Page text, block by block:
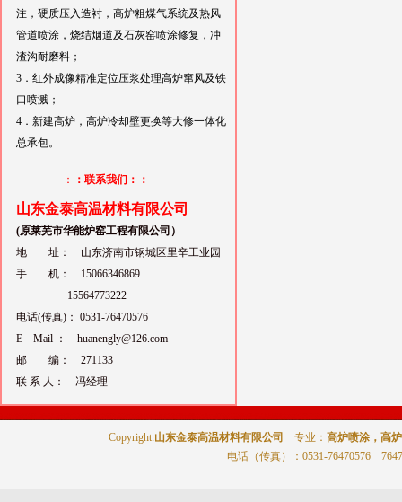
注，硬质压入造衬，高炉粗煤气系统及热风
管道喷涂，烧结烟道及石灰窑喷涂修复，冲
渣沟耐磨料；
3．红外成像精准定位压浆处理高炉窜风及铁
口喷溅；
4．新建高炉，高炉冷却壁更换等大修一体化
总承包。
： ：联系我们：：
山东金泰高温材料有限公司
(原莱芜市华能炉窑工程有限公司）
地 址： 山东济南市钢城区里辛工业园
手 机： 15066346869
15564773222
电话(传真)： 0531-76470576
E－Mail ： huanengly@126.com
邮 编： 271133
联 系 人： 冯经理
Copyright:山东金泰高温材料有限公司 专业： 高炉喷涂，高
电话（传真）
：0531-76470576